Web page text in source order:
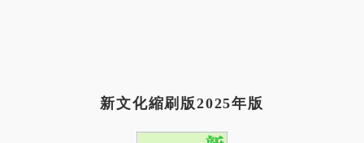
新文化縮刷版2025年版